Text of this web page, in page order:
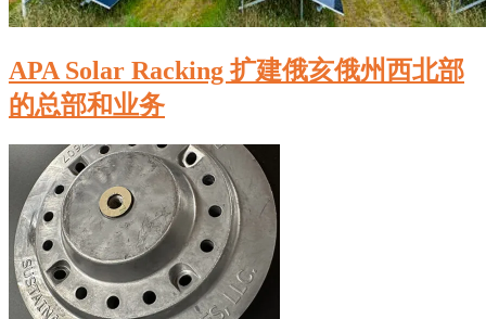
APA Solar Racking 扩建俄亥俄州西北部
的总部和业务